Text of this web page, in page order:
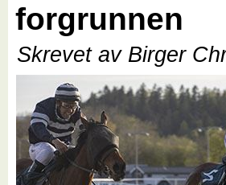
forgrunnen
Skrevet av Birger